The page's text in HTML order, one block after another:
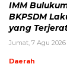
IMM
BKPSDM
yang
Jumat, 7 Agu
Daerah